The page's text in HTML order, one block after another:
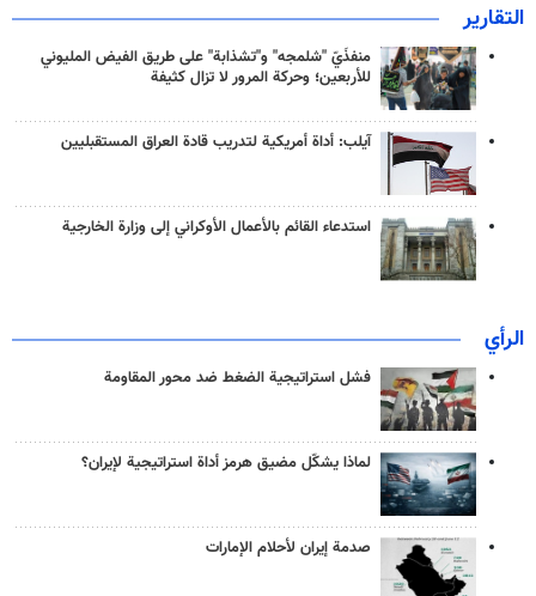
التقارير
منفذَيّ "شلمجه" و"تشذابة" على طريق الفيض المليوني
للأربعين؛ وحركة المرور لا تزال كثيفة
آيلب: أداة أمريكية لتدريب قادة العراق المستقبليين
استدعاء القائم بالأعمال الأوكراني إلى وزارة الخارجية
الرأي
فشل استراتيجية الضغط ضد محور المقاومة
لماذا يشكّل مضيق هرمز أداة استراتيجية لإيران؟
صدمة إيران لأحلام الإمارات